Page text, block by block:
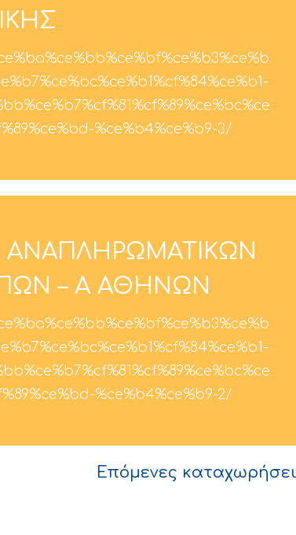
%ce%b4%ce%b9-3/
ΑΝΑΠΛΗΡΩΜΑΤΙΚΩΝ
– Α ΑΘΗΝΩΝ
%ce%b4%ce%b9-2/
Επόμενες